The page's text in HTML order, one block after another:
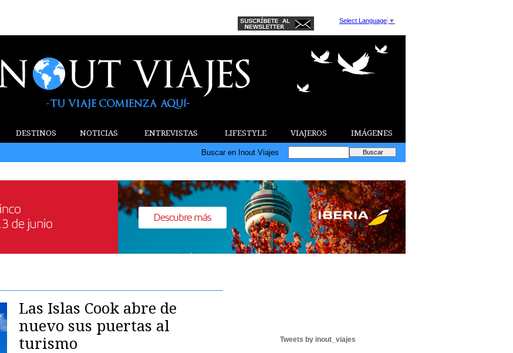
Select Language ▼
DESTINOS NOTICIAS ENTREVISTAS LIFESTYLE VIAJEROS IMÁGENES
Buscar en Inout Viajes
Las Islas Cook abre de
nuevo sus puertas al
turismo
Tweets by inout_viajes